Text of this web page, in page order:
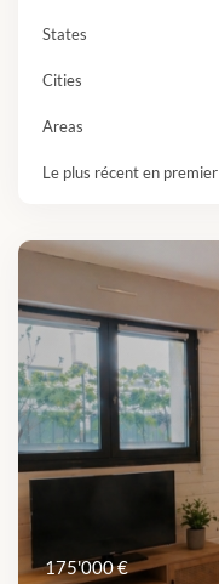
States
Cities
Areas
Le plus récent en premier
175'000 €